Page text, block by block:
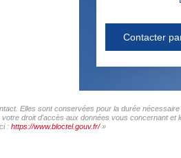
Contacter
Elles sont conservées pour la durée
droit d'accès aux données vous concernant et
: https://www.bloctel.gouv.fr/»